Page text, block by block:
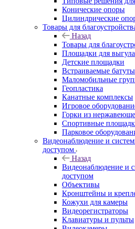
Конические опоры
Цилиндрические
Товары для
Назад
Товары для
Площадки для
Детские площадки
Встраиваемые батуты
Маломобильные
Геопластика
Канатные комплексы
Игровое
Горки из
Спортивные
Парковое
Видеонаблюдение и
доступом
Назад
Видеонаблюдение и
доступом
Объективы
Кронштейны и
Кожухи для камеры
Видеорегистраторы
Клавиатуры и пульты